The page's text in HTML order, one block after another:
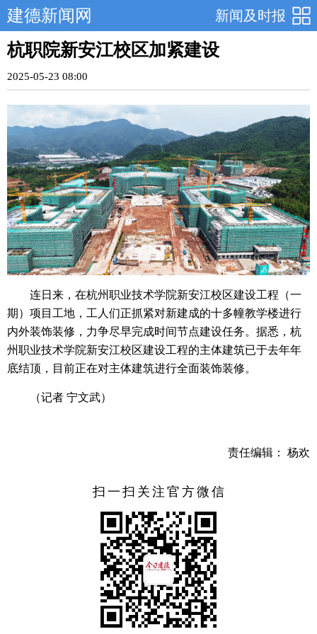
新闻及时报
建德新闻网
杭职院新安江校区加紧建设
2025-05-23 08:00
连日来，在杭州职业技术学院新安江校区建设工程（一
期）项目工地，工人们正抓紧对新建成的十多幢教学楼进行
内外装饰装修，力争尽早完成时间节点建设任务。据悉，杭
州职业技术学院新安江校区建设工程的主体建筑已于去年年
底结顶，目前正在对主体建筑进行全面装饰装修。
（记者 宁文武）
责任编辑： 杨欢
扫一扫关注官方微信